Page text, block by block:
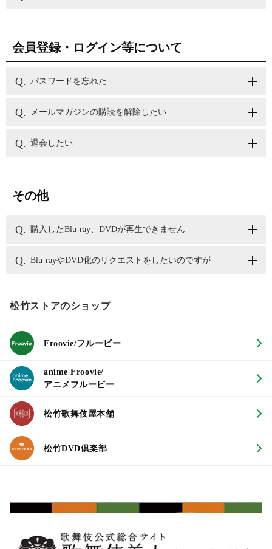
会員登録・ログイン等について
パスワードを忘れた
メールマガジンの購読を解除したい
退会したい
その他
購入したBlu-ray、DVDが再生できません
Blu-rayやDVD化のリクエストをしたいのですが
松竹ストアのショップ
Froovie/フルービー
anime Froovie/
アニメフルービー
松竹歌舞伎屋本舗
松竹DVD倶楽部